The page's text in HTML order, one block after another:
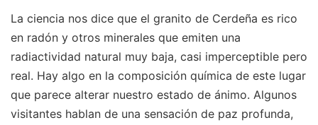
La ciencia nos dice que el granito de Cerdeña es rico
en radón y otros minerales que emiten una
radiactividad natural muy baja, casi imperceptible pero
real. Hay algo en la composición química de este lugar
que parece alterar nuestro estado de ánimo. Algunos
visitantes hablan de una sensación de paz profunda,